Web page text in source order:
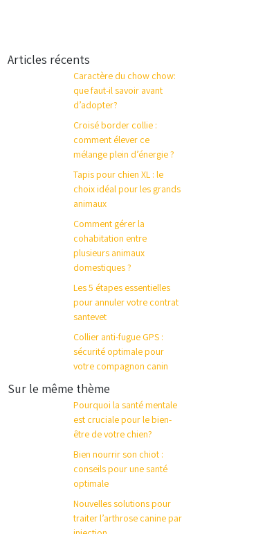
Articles récents
Caractère du chow chow:
que faut-il savoir avant
d’adopter?
Croisé border collie :
comment élever ce
mélange plein d’énergie ?
Tapis pour chien XL : le
choix idéal pour les grands
animaux
Comment gérer la
cohabitation entre
plusieurs animaux
domestiques ?
Les 5 étapes essentielles
pour annuler votre contrat
santevet
Collier anti-fugue GPS :
sécurité optimale pour
votre compagnon canin
Sur le même thème
Pourquoi la santé mentale
est cruciale pour le bien-
être de votre chien?
Bien nourrir son chiot :
conseils pour une santé
optimale
Nouvelles solutions pour
traiter l’arthrose canine par